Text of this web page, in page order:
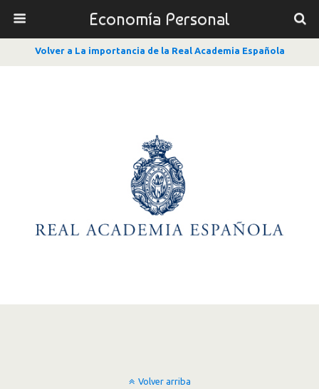
Economía Personal
Volver a La importancia de la Real Academia Española
Volver arriba